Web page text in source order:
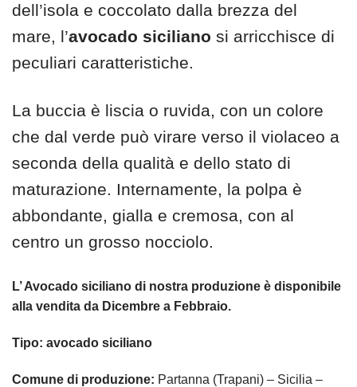
dell’isola e coccolato dalla brezza del
mare, l’avocado siciliano si arricchisce di
peculiari caratteristiche.
La buccia è liscia o ruvida, con un colore
che dal verde può virare verso il violaceo a
seconda della qualità e dello stato di
maturazione. Internamente, la polpa è
abbondante, gialla e cremosa, con al
centro un grosso nocciolo.
L’ Avocado siciliano di nostra produzione è disponibile
alla vendita da Dicembre a Febbraio.
Tipo: avocado siciliano
Comune di produzione: Partanna (Trapani) – Sicilia –